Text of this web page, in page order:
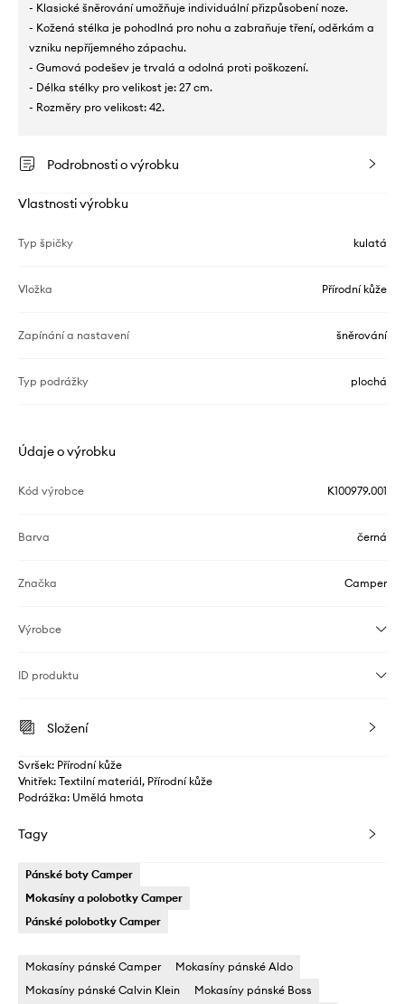
- Klasické šněrování umožňuje individuální přizpůsobení noze.
- Kožená stélka je pohodlná pro nohu a zabraňuje tření, oděrkám a
vzniku nepříjemného zápachu.
- Gumová podešev je trvalá a odolná proti poškození.
- Délka stélky pro velikost je: 27 cm.
- Rozměry pro velikost: 42.
Podrobnosti o výrobku
Vlastnosti výrobku
Typ špičky kulatá
Vložka Přírodní kůže
Zapínání a nastavení šněrování
Typ podrážky plochá
Údaje o výrobku
Kód výrobce K100979.001
Barva černá
Značka Camper
Výrobce
ID produktu
Složení
Svršek: Přírodní kůže
Vnitřek: Textilní materiál, Přírodní kůže
Podrážka: Umělá hmota
Tagy
Pánské boty Camper
Mokasíny a polobotky Camper
Pánské polobotky Camper
Mokasíny pánské Camper
Mokasíny pánské Aldo
Mokasíny pánské Calvin Klein
Mokasíny pánské Boss